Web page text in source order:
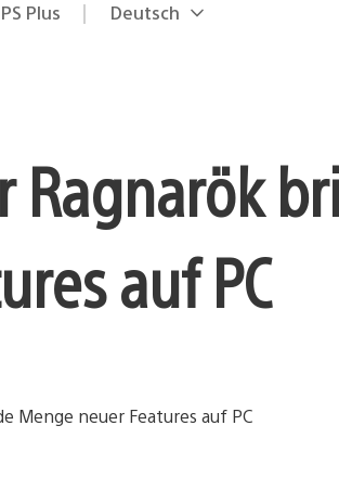
PS Plus Select
Aktuelle
Deutsch
Ragnarök
auf PC